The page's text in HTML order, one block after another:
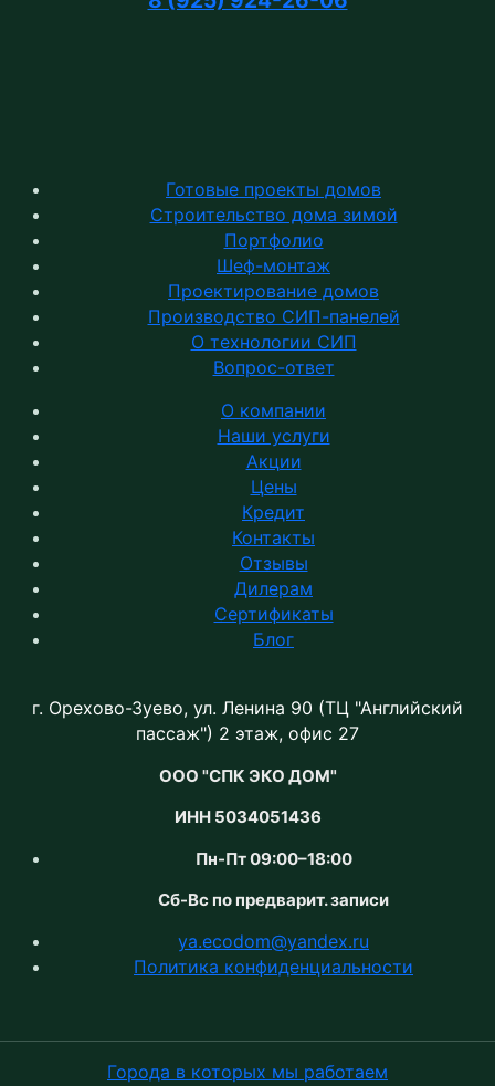
Готовые проекты домов
Строительство дома зимой
Портфолио
Шеф-монтаж
Проектирование домов
Производство СИП-панелей
О технологии СИП
Вопрос-ответ
О компании
Наши услуги
Акции
Цены
Кредит
Контакты
Отзывы
Дилерам
Сертификаты
Блог
г. Орехово-Зуево, ул. Ленина 90 (ТЦ "Английский
пассаж") 2 этаж, офис 27
ООО "СПК ЭКО ДОМ"
ИНН 5034051436
Пн-Пт 09:00–18:00
Сб-Вс по предварит. записи
ya.ecodom@yandex.ru
Политика конфиденциальности
Города в которых мы работаем